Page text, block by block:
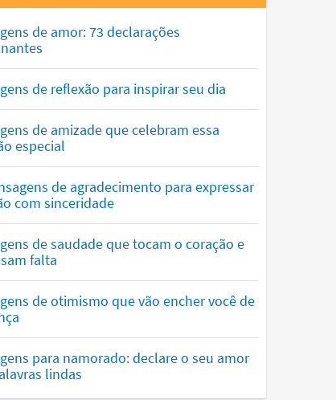
de amor: 73 declarações
de reflexão para inspirar seu dia
de amizade que celebram essa
especial
de agradecimento para expressar
com sinceridade
de saudade que tocam o coração e
falta
de otimismo que vão encher você de
para namorado: declare o seu amor
lindas